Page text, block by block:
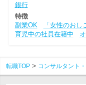
銀行
特徴
副業OK
「女性のおし
育児中の社員在籍中
転職TOP コンサルタント